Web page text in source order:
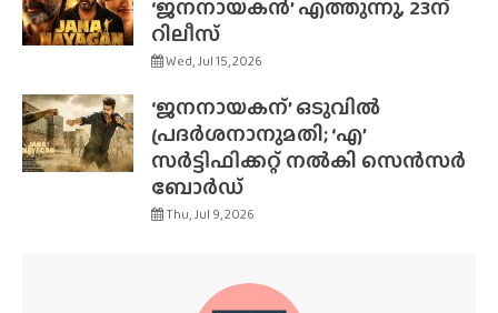
‘ജനനായകൻ’ എത്തുന്നു, 23ന്
റിലീസ്
Wed, Jul 15, 2026
‘ജനനായകന്’ ഒടുവിൽ
പ്രദർശനാനുമതി; ‘എ’
സർട്ടിഫിക്കറ്റ് നൽകി സെൻസർ
ബോർഡ്
Thu, Jul 9, 2026